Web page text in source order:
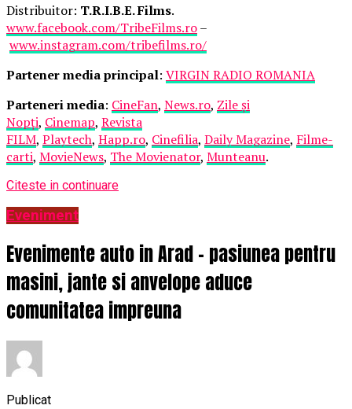
Distribuitor: T.R.I.B.E. Films.
www.facebook.com/TribeFilms.ro–
www.instagram.com/tribefilms.ro/
Partener media principal: VIRGIN RADIO ROMANIA
Parteneri media: CineFan, News.ro, Zile și
Nopți, Cinemap, Revista
FILM, Playtech, Happ.ro, Cinefilia, Daily Magazine, Filme-
carti, MovieNews, The Movienator, Munteanu.
Citeste in continuare
Eveniment
Evenimente auto in Arad – pasiunea pentru
masini, jante si anvelope aduce
comunitatea impreuna
Publicat